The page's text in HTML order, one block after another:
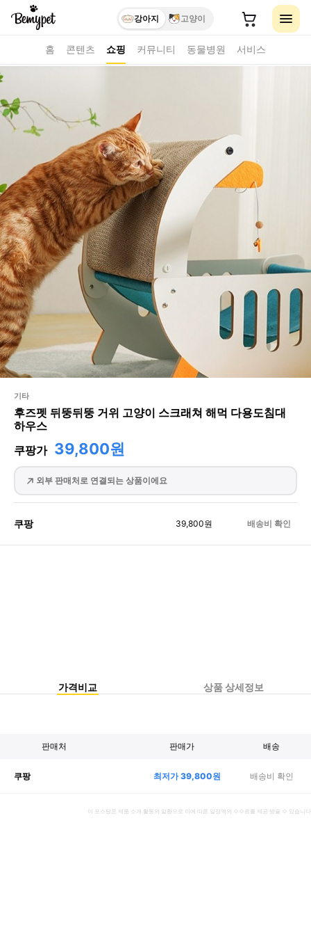
강아지 고양이
홈 콘텐츠 쇼핑 커뮤니티 동물병원 서비스
기타
후즈펫 뒤뚱뒤뚱 거위 고양이 스크래쳐 해먹 다용도침대
하우스
쿠팡가 39,800원
외부 판매처로 연결되는 상품이에요
쿠팡 39,800원 배송비 확인
가격비교 상품 상세정보
판매처 판매가 배송
쿠팡 최저가39,800원 배송비 확인
이 포스팅은 제품 소개 활동의 일환으로 이에 따른 일정액의 수수료를 제공 받을 수 있습니다